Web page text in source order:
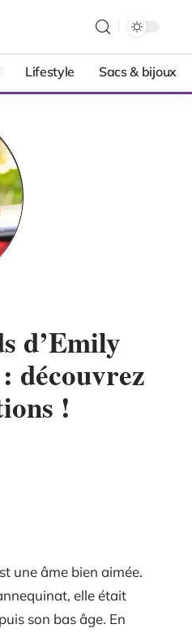
Lifestyle Sacs & bijoux
d’Emily
découvrez
!
une âme bien aimée.
elle était
son bas âge. En